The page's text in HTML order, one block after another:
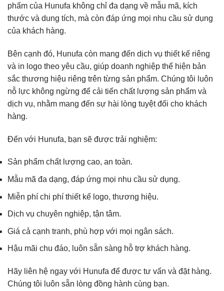
phẩm của Hunufa không chỉ đa dạng về mẫu mã, kích
thước và dung tích, mà còn đáp ứng mọi nhu cầu sử dụng
của khách hàng.
Bên cạnh đó, Hunufa còn mang đến dịch vụ thiết kế riêng
và in logo theo yêu cầu, giúp doanh nghiệp thể hiện bản
sắc thương hiệu riêng trên từng sản phẩm. Chúng tôi luôn
nỗ lực không ngừng để cải tiến chất lượng sản phẩm và
dịch vụ, nhằm mang đến sự hài lòng tuyệt đối cho khách
hàng.
Đến với Hunufa, bạn sẽ được trải nghiệm:
Sản phẩm chất lượng cao, an toàn.
Mẫu mã đa dạng, đáp ứng mọi nhu cầu sử dụng.
Miễn phí chi phí thiết kế logo, thương hiệu.
Dịch vụ chuyên nghiệp, tận tâm.
Giá cả cạnh tranh, phù hợp với mọi ngân sách.
Hậu mãi chu đáo, luôn sẵn sàng hỗ trợ khách hàng.
Hãy liên hệ ngay với Hunufa để được tư vấn và đặt hàng.
Chúng tôi luôn sẵn lòng đồng hành cùng bạn.